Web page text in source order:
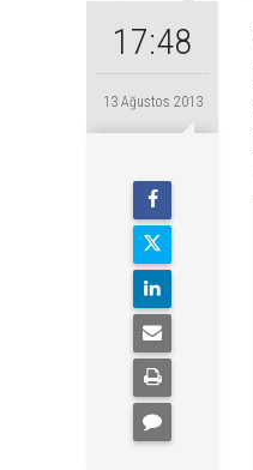
17:48
13 Ağustos 2013